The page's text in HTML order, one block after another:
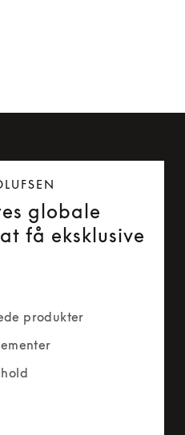
globale
få eksklusive
produkter